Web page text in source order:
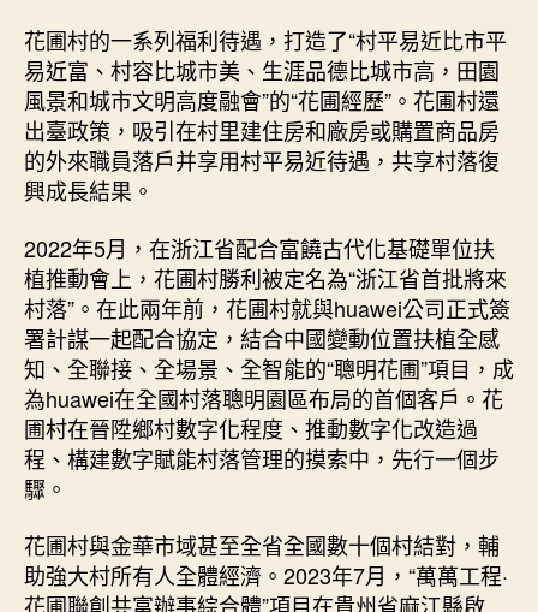
花圃村的一系列福利待遇，打造了“村平易近比市平
易近富、村容比城市美、生涯品德比城市高，田園
風景和城市文明高度融會”的“花圃經歷”。花圃村還
出臺政策，吸引在村里建住房和廠房或購置商品房
的外來職員落戶并享用村平易近待遇，共享村落復
興成長結果。
2022年5月，在浙江省配合富饒古代化基礎單位扶
植推動會上，花圃村勝利被定名為“浙江省首批將來
村落”。在此兩年前，花圃村就與huawei公司正式簽
署計謀一起配合協定，結合中國變動位置扶植全感
知、全聯接、全場景、全智能的“聰明花圃”項目，成
為huawei在全國村落聰明園區布局的首個客戶。花
圃村在晉陞鄉村數字化程度、推動數字化改造過
程、構建數字賦能村落管理的摸索中，先行一個步
驟。
花圃村與金華市域甚至全省全國數十個村結對，輔
助強大村所有人全體經濟。2023年7月，“萬萬工程·
花圃聯創共富辦事綜合體”項目在貴州省麻江縣啟